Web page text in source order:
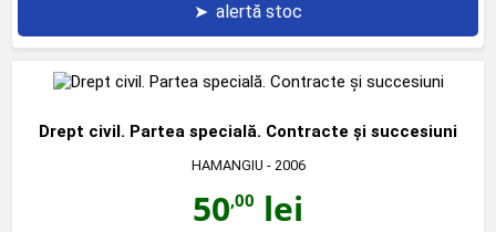
➤ alertă stoc
Drept civil. Partea specială. Contracte şi succesiuni
HAMANGIU - 2006
50,00 lei